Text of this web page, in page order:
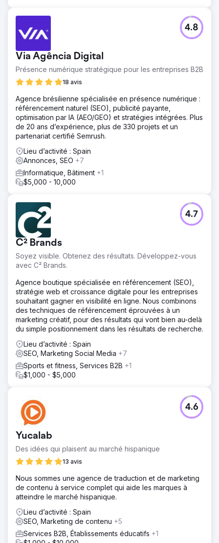
Via Agência Digital
Présence numérique stratégique pour les entreprises B2B
18 avis
4.8
Agence brésilienne spécialisée en présence numérique :
référencement naturel (SEO), publicité payante,
optimisation par IA (AEO/GEO) et stratégies intégrées. Plus
de 20 ans d’expérience, plus de 330 projets et un
partenariat certifié Semrush.
Lieu d’activité : Spain
Annonces, SEO +7
Informatique, Bâtiment +1
$5,000 - 10,000
C² Brands
Soyez visible. Obtenez des résultats. Développez-vous
avec C² Brands.
4.7
Agence boutique spécialisée en référencement (SEO),
stratégie web et croissance digitale pour les entreprises
souhaitant gagner en visibilité en ligne. Nous combinons
des techniques de référencement éprouvées à un
marketing créatif, pour des résultats qui vont bien au-delà
du simple positionnement dans les résultats de recherche.
Lieu d’activité : Spain
SEO, Marketing Social Media +7
Sports et fitness, Services B2B +1
$1,000 - $5,000
Yucalab
Des idées qui plaisent au marché hispanique
13 avis
4.6
Nous sommes une agence de traduction et de marketing
de contenu à service complet qui aide les marques à
atteindre le marché hispanique.
Lieu d’activité : Spain
SEO, Marketing de contenu +5
Services B2B, Établissements éducatifs +1